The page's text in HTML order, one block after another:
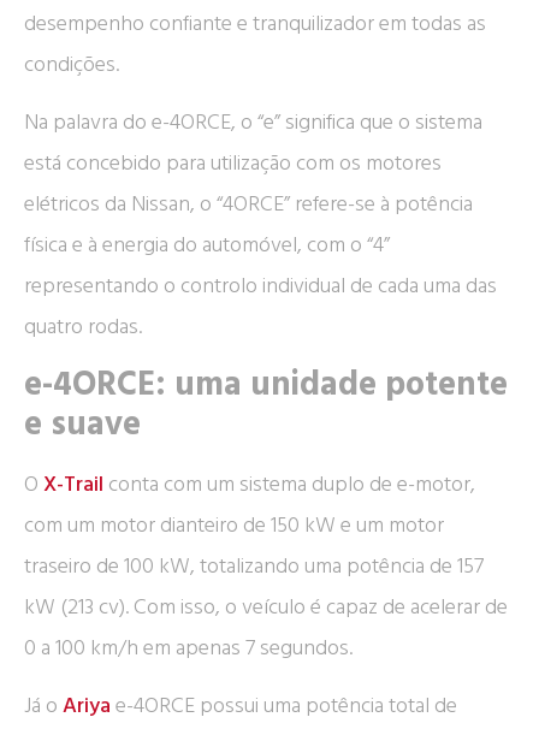
desempenho confiante e tranquilizador em todas as
condições.
Na palavra do e-4ORCE, o “e” significa que o sistema
está concebido para utilização com os motores
elétricos da Nissan, o “4ORCE” refere-se à potência
física e à energia do automóvel, com o “4”
representando o controlo individual de cada uma das
quatro rodas.
e-4ORCE: uma unidade potente
e suave
O X-Trail conta com um sistema duplo de e-motor,
com um motor dianteiro de 150 kW e um motor
traseiro de 100 kW, totalizando uma potência de 157
kW (213 cv). Com isso, o veículo é capaz de acelerar de
0 a 100 km/h em apenas 7 segundos.
Já o Ariya e-4ORCE possui uma potência total de